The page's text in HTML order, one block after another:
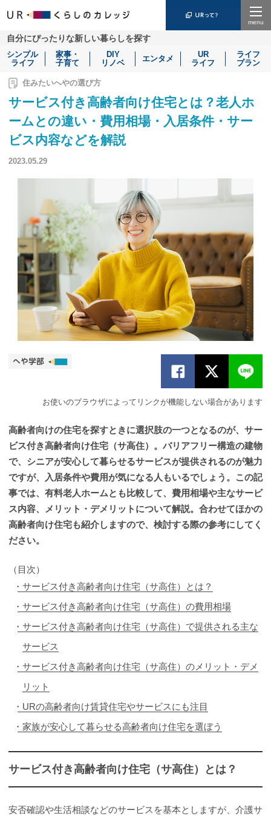
自分にぴったりな新しい暮らしを探す
シンプル
ライフ
家事・
子育て
DIY
リノベ
エンタメ
UR
ライフ
ライフ
プラン
住みたいへやの選び方
サービス付き高齢者向け住宅とは？老人ホ
ームとの違い・費用相場・入居条件・サー
ビス内容などを解説
2023.05.29
お使いのブラウザによってリンクが機能しない場合があります
高齢者向けの住宅を探すときに選択肢の一つとなるのが、サー
ビス付き高齢者向け住宅（サ高住）。バリアフリー構造の建物
で、シニアが安心して暮らせるサービスが提供されるのが魅力
ですが、入居条件や費用が気になる人もいるでしょう。この記
事では、有料老人ホームとも比較して、費用相場や主なサービ
ス内容、メリット・デメリットについて解説。合わせてほかの
高齢者向け住宅も紹介しますので、検討する際の参考にしてく
ださい。
（目次）
サービス付き高齢者向け住宅（サ高住）とは？
サービス付き高齢者向け住宅（サ高住）の費用相場
サービス付き高齢者向け住宅（サ高住）で提供される主な
サービス
サービス付き高齢者向け住宅（サ高住）のメリット・デメ
リット
URの高齢者向け賃貸住宅やサービスにも注目
家族が安心して暮らせる高齢者向け住宅を選ぼう
サービス付き高齢者向け住宅（サ高住）とは？
安否確認や生活相談などのサービスを基本としますが、介護サ